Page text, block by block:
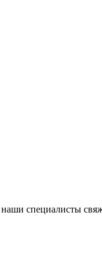
специалисты